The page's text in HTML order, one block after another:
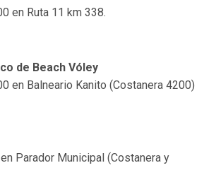
en Ruta 11 km 338.
de Beach Vóley
en Balneario Kanito (Costanera 4200)
Parador Municipal (Costanera y